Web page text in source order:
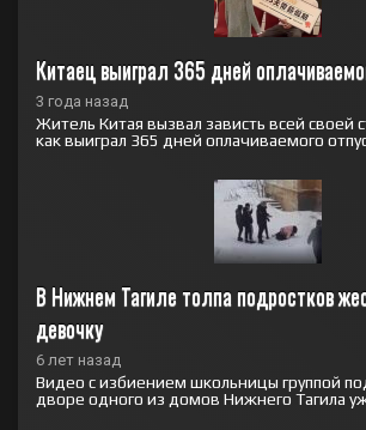
Китаец выиграл 365 дней
3 года назад
Житель Китая вызвал зависть всей своей
как выиграл 365 дней оплачиваемого
В Нижнем Тагиле толпа подростков
девочку
6 лет назад
Видео с избиением школьницы группой
дворе одного из домов Нижнего Тагила